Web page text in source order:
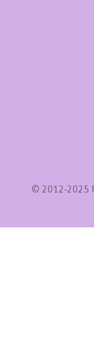
© 2012-2025